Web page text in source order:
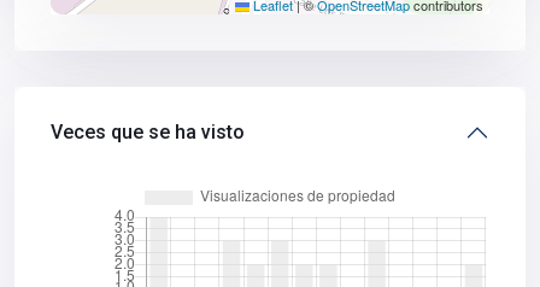
Leaflet|©OpenStreetMapcontributors
Veces que se ha visto